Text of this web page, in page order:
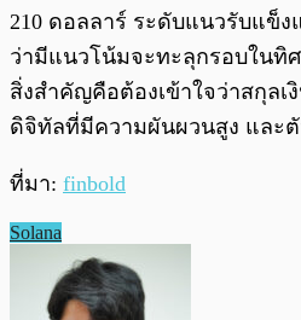
210 ดอลลาร์ ระดับแนวรับแข็
ว่ามีแนวโน้มจะทะลุกรอบในทิ
สิ่งสำคัญคือต้องเข้าใจว่าสกุลเ
ดิจิทัลที่มีความผันผวนสูง และ
ที่มา: finbold
Solana